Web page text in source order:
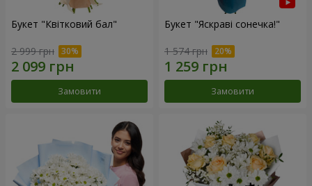
Букет "Квітковий бал"
2 999 грн
Замовити
Букет "Яскраві сонечка!"
1 574 грн
Замовити